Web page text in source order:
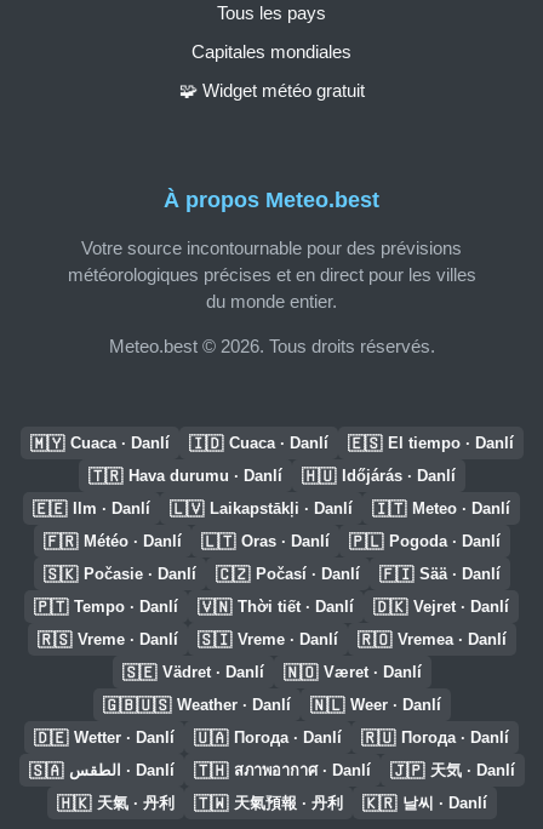
À propos Meteo.best
Votre source incontournable pour des prévisions
météorologiques précises et en direct pour les villes
du monde entier.
Meteo.best © 2026. Tous droits réservés.
Tous les pays
Capitales mondiales
🧩 Widget météo gratuit
🇲🇾 Cuaca · Danlí 🇮🇩 Cuaca · Danlí 🇪🇸 El tiempo · Danlí
🇹🇷 Hava durumu · Danlí 🇭🇺 Időjárás · Danlí
🇪🇪 Ilm · Danlí 🇱🇻 Laikapstākļi · Danlí 🇮🇹 Meteo · Danlí
🇫🇷 Météo · Danlí 🇱🇹 Oras · Danlí 🇵🇱 Pogoda · Danlí
🇸🇰 Počasie · Danlí 🇨🇿 Počasí · Danlí 🇫🇮 Sää · Danlí
🇵🇹 Tempo · Danlí 🇻🇳 Thời tiết · Danlí 🇩🇰 Vejret · Danlí
🇷🇸 Vreme · Danlí 🇸🇮 Vreme · Danlí 🇷🇴 Vremea · Danlí
🇸🇪 Vädret · Danlí 🇳🇴 Været · Danlí
🇬🇧🇺🇸 Weather · Danlí 🇳🇱 Weer · Danlí
🇩🇪 Wetter · Danlí 🇺🇦 Погода · Danlí 🇷🇺 Погода · Danlí
🇸🇦 الطقس · Danlí 🇹🇭 สภาพอากาศ · Danlí 🇯🇵 天気 · Danlí
🇭🇰 天氣 · 丹利 🇹🇼 天氣預報 · 丹利 🇰🇷 날씨 · Danlí